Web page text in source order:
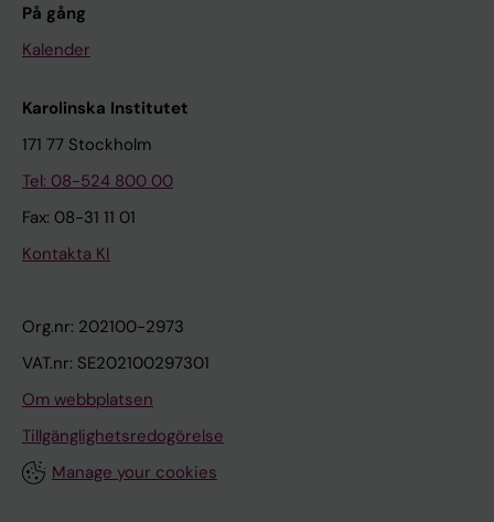
På gång
Kalender
Karolinska Institutet
171 77 Stockholm
Tel: 08-524 800 00
Fax: 08-31 11 01
Kontakta KI
Org.nr: 202100-2973
VAT.nr: SE202100297301
Om webbplatsen
Tillgänglighetsredogörelse
Manage your cookies